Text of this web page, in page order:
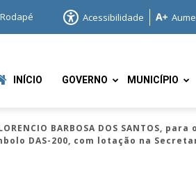
Rodapé Acessibilidade
INÍCIO GOVERNO MUNICÍPIO
BARBOSA DOS SANTOS,
Símbolo DAS-200, com lotação na